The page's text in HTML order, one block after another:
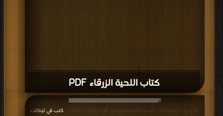
كتاب اللحية الزرقاء PDF
قراءة و تحميل كتاب كتاب العلبةالمسحورة PDF مجانا | مكتبة >
كتب في لينكات